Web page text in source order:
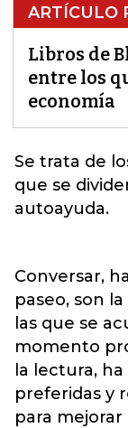
ARTÍCULO
Libros de
entre los
economía
Se trata de
que se
autoayuda.
Conversar,
paseo, son
las que se
momento
la lectura,
preferidas y
para